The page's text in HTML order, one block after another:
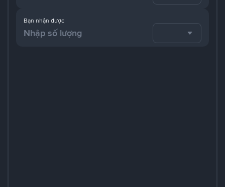
Bạn nhận được